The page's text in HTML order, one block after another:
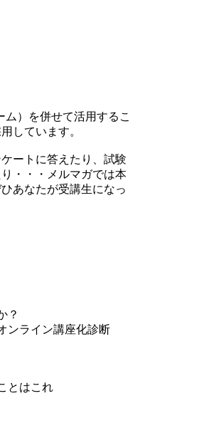
）を併せて活用するこ
しています。
ートに答えたり、試験
・・・メルマガでは本
あなたが受講生になっ
？
ンライン講座化診断
とはこれ